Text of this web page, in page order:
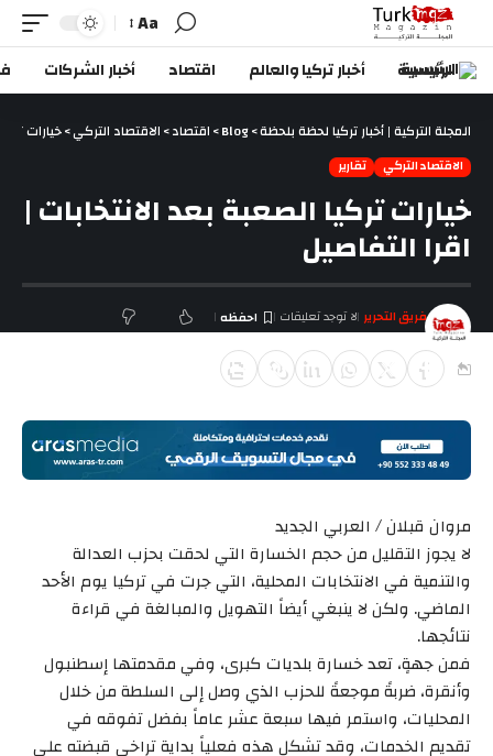
Aa
الرئيسية أخبار تركيا والعالم اقتصاد أخبار الشركات
المجلة التركية | أخبار تركيا لحظة بلحظة>
Blog
>اقتصاد>الاقتصاد التركي>خيارات
الاقتصاد التركي تقارير
خيارات تركيا الصعبة بعد الانتخابات |
اقرا التفاصيل
آخر تحديث أبريل 3, 2019 9:58 ص
فريق التحرير لا توجد تعليقات
مروان قبلان / العربي الجديد
لا يجوز التقليل من حجم الخسارة التي لحقت بحزب العدالة
والتنمية في الانتخابات المحلية، التي جرت في تركيا يوم الأحد
الماضي. ولكن لا ينبغي أيضاً التهويل والمبالغة في قراءة
نتائجها.
فمن جهةٍ، تعد خسارة بلديات كبرى، وفي مقدمتها إسطنبول
وأنقرة، ضربةً موجعةً للحزب الذي وصل إلى السلطة من خلال
المحليات، واستمر فيها سبعة عشر عاماً بفضل تفوقه في
تقديم الخدمات، وقد تشكل هذه فعلياً بداية تراخي قبضته على